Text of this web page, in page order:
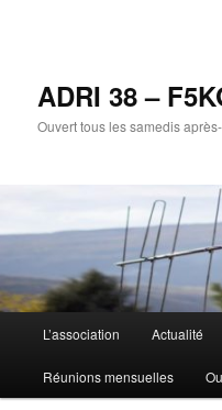
ADRI 38 –
Ouvert tous les samedis
L’association Actualité
Réunions mensuelles